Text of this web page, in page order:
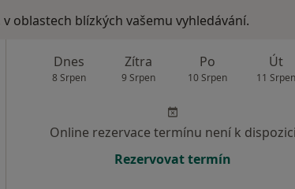
oblastech blízkých vašemu vyhledávání.
Dnes
8 Srpen
Zítra
9 Srpen
Po
10 Srpen
Út
11 Srpen
Online rezervace termínu není k dispozici
Rezervovat termín